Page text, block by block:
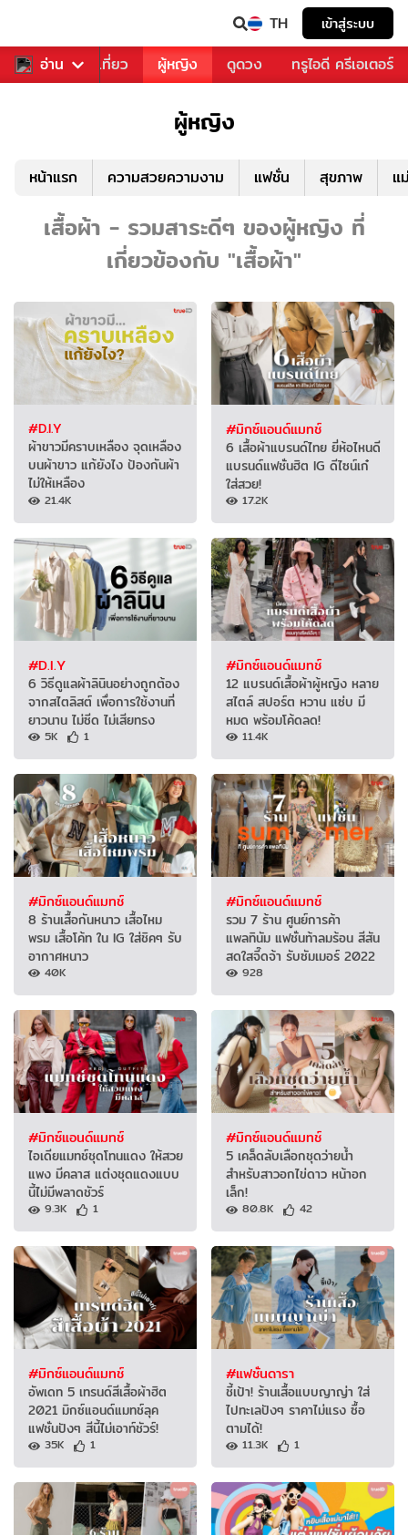
TH เข้าสู่ระบบ
อ่าน
อาหาร ท่องเที่ยว ผู้หญิง ดูดวง ทรูไอดี ครีเอเตอร์
ผู้หญิง
หน้าแรก ความสวยความงาม แฟชั่น สุขภาพ แ
เสื้อผ้า - รวมสาระดีๆ ของผู้หญิง ที่
เกี่ยวข้องกับ "เสื้อผ้า"
#D.I.Y
ผ้าขาวมีคราบเหลือง จุดเหลือง
บนผ้าขาว แก้ยังไง ป้องกันผ้า
ไม่ให้เหลือง
21.4K
#มิกซ์แอนด์แมทช์
6 เสื้อผ้าแบรนด์ไทย ยี่ห้อไหนดี
แบรนด์แฟชั่นฮิต IG ดีไซน์เก๋
ใส่สวย!
17.2K
#D.I.Y
6 วิธีดูแลผ้าลินินอย่างถูกต้อง
จากสไตลิสต์ เพื่อการใช้งานที่
ยาวนาน ไม่ซีด ไม่เสียทรง
5K 1
#มิกซ์แอนด์แมทช์
12 แบรนด์เสื้อผ้าผู้หญิง หลาย
สไตล์ สปอร์ต หวาน แซ่บ มี
หมด พร้อมโค้ดลด!
11.4K
#มิกซ์แอนด์แมทช์
8 ร้านเสื้อกันหนาว เสื้อไหม
พรม เสื้อโค้ท ใน IG ใส่ชิคๆ รับ
อากาศหนาว
40K
#มิกซ์แอนด์แมทช์
รวม 7 ร้าน ศูนย์การค้า
แพลทินัม แฟชั่นท้าลมร้อน สีสัน
สดใสจี๊ดจ้า รับซัมเมอร์ 2022
928
#มิกซ์แอนด์แมทช์
ไอเดียแมทช์ชุดโทนแดง ให้สวย
แพง มีคลาส แต่งชุดแดงแบบ
นี้ไม่มีพลาดชัวร์
9.3K 1
#มิกซ์แอนด์แมทช์
5 เคล็ดลับเลือกชุดว่ายน้ำ
สำหรับสาวอกไข่ดาว หน้าอก
เล็ก!
80.8K 42
#มิกซ์แอนด์แมทช์
อัพเดท 5 เทรนด์สีเสื้อผ้าฮิต
2021 มิกซ์แอนด์แมทช์ลุค
แฟชั่นปังๆ สีนี้ไม่เอาท์ชัวร์!
35K 1
#แฟชั่นดารา
ชี้เป้า! ร้านเสื้อแบบญาญ่า ใส่
ไปทะเลปังๆ ราคาไม่แรง ซื้อ
ตามได้!
11.3K 1